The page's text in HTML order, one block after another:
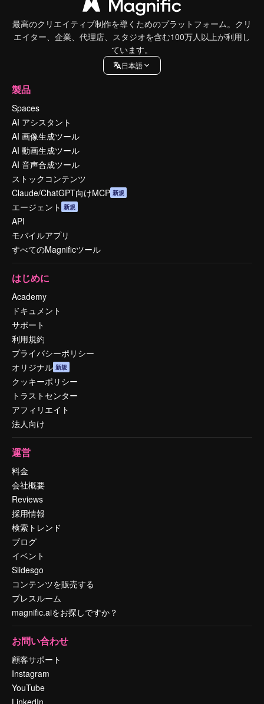
最高のクリエイティブ制作を導くためのプラットフォーム。クリ
エイター、企業、代理店、スタジオを含む100万人以上が利用し
ています。
日本語
製品
Spaces
AI アシスタント
AI 画像生成ツール
AI 動画生成ツール
AI 音声合成ツール
ストックコンテンツ
Claude/ChatGPT向けMCP 新規
エージェント 新規
API
モバイルアプリ
すべてのMagnificツール
はじめに
Academy
ドキュメント
サポート
利用規約
プライバシーポリシー
オリジナル 新規
クッキーポリシー
トラストセンター
アフィリエイト
法人向け
運営
料金
会社概要
Reviews
採用情報
検索トレンド
ブログ
イベント
Slidesgo
コンテンツを販売する
プレスルーム
magnific.aiをお探しですか？
お問い合わせ
顧客サポート
Instagram
YouTube
LinkedIn